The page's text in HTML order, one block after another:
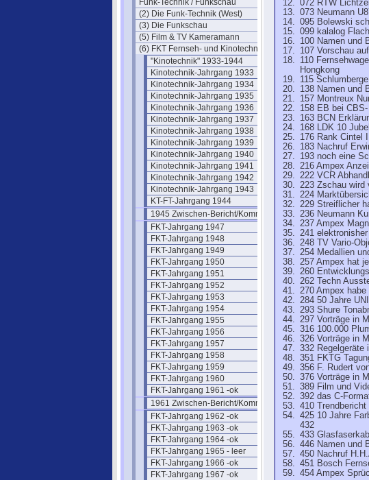
Funk-Technik / Funkschau
(2) Die Funk-Technik (West)
(3) Die Funkschau
(5) Film & TV Kameramann
(6) FKT Fernseh- und Kinotechnik
"Kinotechnik" 1933-1944
Kinotechnik-Jahrgang 1933
Kinotechnik-Jahrgang 1934
Kinotechnik-Jahrgang 1935
Kinotechnik-Jahrgang 1936
Kinotechnik-Jahrgang 1937
Kinotechnik-Jahrgang 1938
Kinotechnik-Jahrgang 1939
Kinotechnik-Jahrgang 1940
Kinotechnik-Jahrgang 1941
Kinotechnik-Jahrgang 1942
Kinotechnik-Jahrgang 1943
KT-FT-Jahrgang 1944
1945 Zwischen-Bericht/Kommentar
FKT-Jahrgang 1947
FKT-Jahrgang 1948
FKT-Jahrgang 1949
FKT-Jahrgang 1950
FKT-Jahrgang 1951
FKT-Jahrgang 1952
FKT-Jahrgang 1953
FKT-Jahrgang 1954
FKT-Jahrgang 1955
FKT-Jahrgang 1956
FKT-Jahrgang 1957
FKT-Jahrgang 1958
FKT-Jahrgang 1959
FKT-Jahrgang 1960
FKT-Jahrgang 1961 -ok
1961 Zwischen-Bericht/Kommentar
FKT-Jahrgang 1962 -ok
FKT-Jahrgang 1963 -ok
FKT-Jahrgang 1964 -ok
FKT-Jahrgang 1965 - leer
FKT-Jahrgang 1966 -ok
FKT-Jahrgang 1967 -ok
072 RTW
073 Neumann
095 Bolewski
099 kalalog
100 Namen und
107 Vorschau
110
Hongkong
115
138 Namen und
157 Montreux
158 EB bei
163 BCN
168 LDK 10
176 Rank Cintel
183 Nachruf
193 noch eine
216 Ampex
222 VCR
223 Zschau wird
224
229 Streiflicher
236 Neumann
237 Ampex
241
248 TV Vario-
254 Medallien
257 Ampex hat
260
262 Techn
270 Ampex
284 50 Jahre
293 Shure
297 Vorträge in
316 100.000
326 Vorträge in
332 Regelgeräte
351 FKTG
356 F. Rudert
376 Vorträge in
389 Film und
392 das C-
410
425 10 Jahre
432
433
446 Namen und
450 Nachruf
451 Bosch
454 Ampex